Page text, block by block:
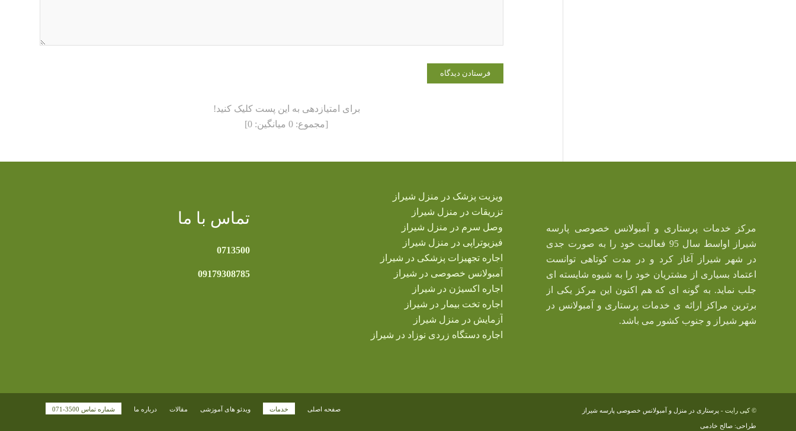
برای امتیازدهی به این پست کلیک کنید!
[مجموع: 0میانگین: 0
]
مرکز خدمات پرستاری و آمبولانس خصوصی پارسه
شیراز اواسط سال 95 فعالیت خود را به صورت جدی
در شهر شیراز آغاز کرد و در مدت کوتاهی توانست
اعتماد بسیاری از مشتریان خود را به شیوه شایسته ای
جلب نماید. به گونه ای که هم اکنون این مرکز یکی از
برترین مراکز ارائه ی خدمات پرستاری و آمبولانس در
شهر شیراز و جنوب کشور می باشد.
ویزیت پزشک در منزل شیراز
تزریقات در منزل شیراز
وصل سرم در منزل شیراز
فیزیوتراپی در منزل شیراز
اجاره تجهیزات پزشکی در شیراز
آمبولانس خصوصی در شیراز
اجاره اکسیژن در شیراز
اجاره تخت بیمار در شیراز
آزمایش در منزل شیراز
اجاره دستگاه زردی نوزاد در شیراز
تماس با ما
0713500
09179308785
© کپی رایت - پرستاری در منزل و آمبولانس خصوصی پارسه شیراز
طراحی: صالح خادمی
صفحه اصلی خدمات ویدئو های آموزشی مقالات درباره ما شماره تماس 3500-071